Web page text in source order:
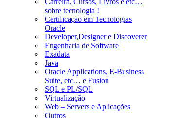
Carreira, Cursos, Livros e etc…
sobre tecnologia !
Certificação em Tecnologias
Oracle
Developer,Designer e Discoverer
Engenharia de Software
Exadata
Java
Oracle Applications, E-Business
Suite, etc… e Fusion
SQL e PL/SQL
Virtualização
Web – Servers e Aplicações
Outros